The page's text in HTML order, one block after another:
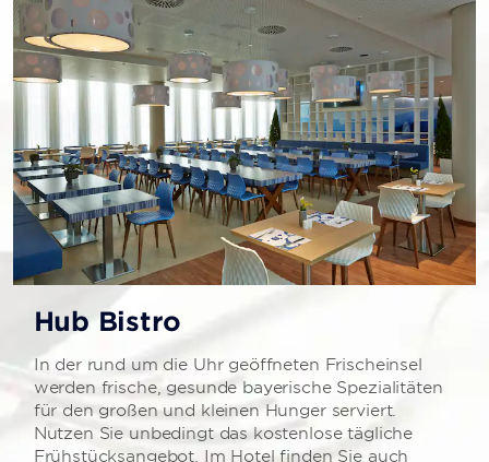
Hub Bistro
In der rund um die Uhr geöffneten Frischeinsel
werden frische, gesunde bayerische Spezialitäten
für den großen und kleinen Hunger serviert.
Nutzen Sie unbedingt das kostenlose tägliche
Frühstücksangebot. Im Hotel finden Sie auch